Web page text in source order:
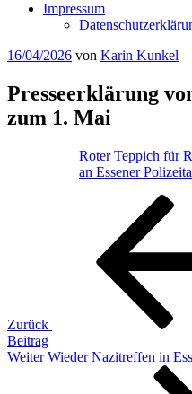
Impressum
Veröffentlicht
16/04/2026 von Karin Kunkel
Presseerklärung
zum 1. Mai
Roter Teppich für
an Essener
Beitragsnavigation
Zurück
Beitrag
Nächster
Weiter Wieder Nazitreffen in